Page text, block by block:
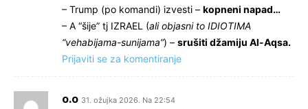
– Trump (po komandi) izvesti – kopneni napad…
– A “šije” tj IZRAEL (ali objasni to IDIOTIMA
“vehabijama-sunijama”) – srušiti džamiju Al-Aqsa.
Prijaviti se za komentiranje
o.o 31. ožujka 2026. Na 22:54